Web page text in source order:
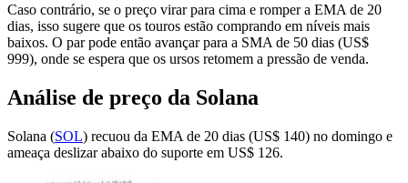
Caso contrário, se o preço virar para cima e romper a EMA de 20
dias, isso sugere que os touros estão comprando em níveis mais
baixos. O par pode então avançar para a SMA de 50 dias (US$
999), onde se espera que os ursos retomem a pressão de venda.
Análise de preço da Solana
Solana (SOL) recuou da EMA de 20 dias (US$ 140) no domingo e
ameaça deslizar abaixo do suporte em US$ 126.